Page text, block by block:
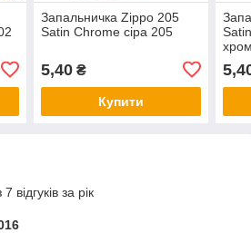
Запальничка Zippo 205
Satin Chrome сіра 205
5,40₴
Купити
відгуків за рік